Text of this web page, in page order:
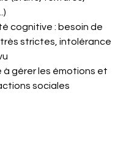
cognitive : besoin de
strictes, intolérance
à gérer les émotions et
sociales